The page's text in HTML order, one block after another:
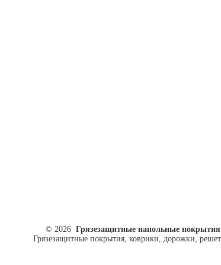
© 2026 Грязезащитные напольные покрытия
Грязезащитные покрытия, коврики, дорожки,